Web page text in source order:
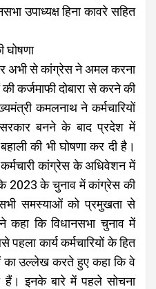
उपाध्यक्ष हिना कावरे सहित
घोषणा
अभी से कांग्रेस ने अमल करना
कर्जमाफी दोबारा से करने की
कमलनाथ ने कर्मचारियों
बनने के बाद प्रदेश में
की भी घोषणा कर दी है।
कर्मचारी कांग्रेस के अधिवेशन में
2023 के चुनाव में कांग्रेस की
समस्याओं को प्रमुखता से
कहा कि विधानसभा चुनाव में
कार्य कर्मचारियों के हित
का उल्लेख करते हुए कहा कि वे
हैं। इनके बारे में पहले सोचना